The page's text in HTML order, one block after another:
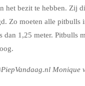
het bezit te hebben. Zij
Zo moeten alle pitbulls
dan 1,25 meter. Pitbulls
Monique